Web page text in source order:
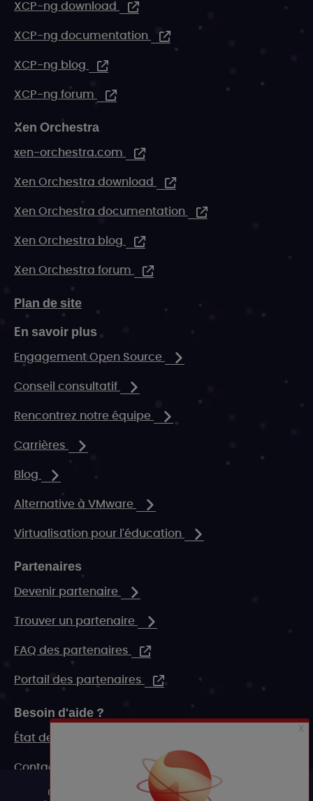
XCP-ng download
XCP-ng documentation
XCP-ng blog
XCP-ng forum
Xen Orchestra
xen-orchestra.com
Xen Orchestra download
Xen Orchestra documentation
Xen Orchestra blog
Xen Orchestra forum
Plan de site
En savoir plus
Engagement Open Source
Conseil consultatif
Rencontrez notre équipe
Carrières
Blog
Alternative à VMware
Virtualisation pour l'éducation
Partenaires
Devenir partenaire
Trouver un partenaire
FAQ des partenaires
Portail des partenaires
Besoin d'aide ?
État de nos systèmes
Contact
Ce site utilise des cookies et vous